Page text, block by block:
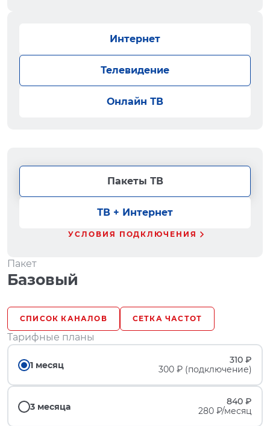
Интернет
Телевидение
Онлайн ТВ
Пакеты ТВ
ТВ + Интернет
УСЛОВИЯ ПОДКЛЮЧЕНИЯ
Пакет
Базовый
СПИСОК КАНАЛОВ СЕТКА ЧАСТОТ
Тарифные планы
1 месяц
310 ₽
300 ₽ (подключение)
3 месяца
840 ₽
280 ₽/месяц